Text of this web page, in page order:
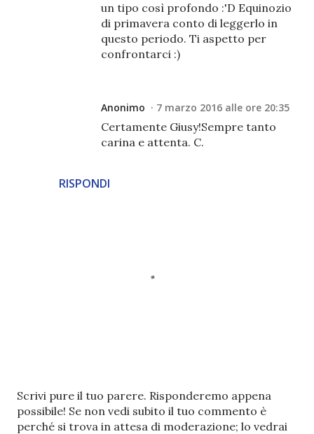
RISPONDI
un tipo così profondo :'D Equinozio
di primavera conto di leggerlo in
questo periodo. Ti aspetto per
confrontarci :)
Anonimo 7 marzo 2016 alle ore 20:35
Certamente Giusy!Sempre tanto
carina e attenta. C.
P
o
s
Scrivi pure il tuo parere. Risponderemo appena
possibile! Se non vedi subito il tuo commento è
perché si trova in attesa di moderazione; lo vedrai